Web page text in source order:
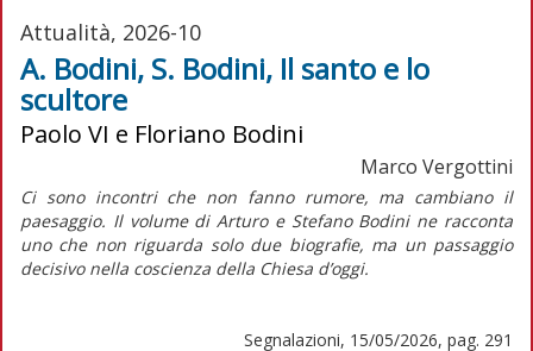
Attualità, 2026-10
A. Bodini, S. Bodini, Il santo e lo
scultore
Paolo VI e Floriano Bodini
Marco Vergottini
Ci sono incontri che non fanno rumore, ma cambiano il
paesaggio. Il volume di Arturo e Stefano Bodini ne racconta
uno che non riguarda solo due biografie, ma un passaggio
decisivo nella coscienza della Chiesa d’oggi.
Segnalazioni, 15/05/2026, pag. 291